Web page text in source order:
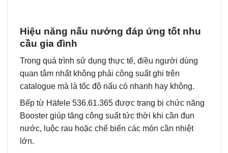
Hiệu năng nấu nướng đáp ứng tốt nhu
cầu gia đình
Trong quá trình sử dụng thực tế, điều người dùng
quan tâm nhất không phải công suất ghi trên
catalogue mà là tốc độ nấu có nhanh hay không.
Bếp từ Häfele 536.61.365 được trang bị chức năng
Booster giúp tăng công suất tức thời khi cần đun
nước, luộc rau hoặc chế biến các món cần nhiệt
lớn.